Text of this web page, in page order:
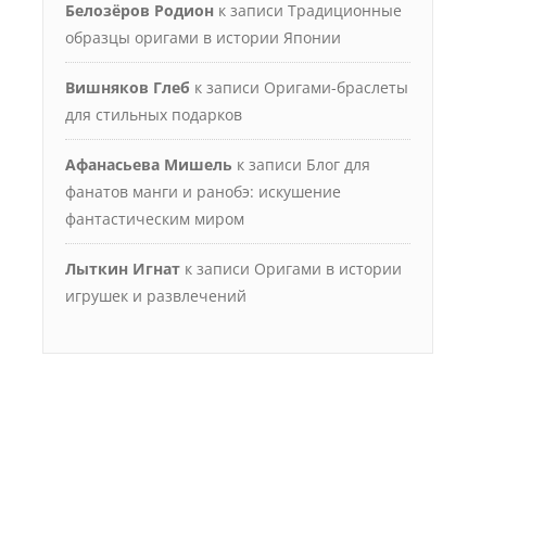
Белозёров Родион к записи Традиционные
образцы оригами в истории Японии
Вишняков Глеб к записи Оригами-браслеты
для стильных подарков
Афанасьева Мишель к записи Блог для
фанатов манги и ранобэ: искушение
фантастическим миром
Лыткин Игнат к записи Оригами в истории
игрушек и развлечений